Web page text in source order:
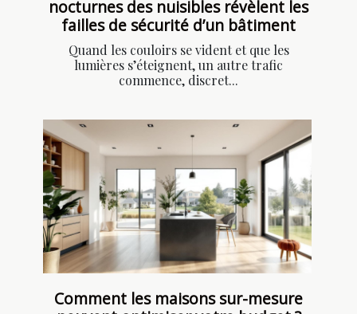
nocturnes des nuisibles révèlent les
failles de sécurité d’un bâtiment
Quand les couloirs se vident et que les
lumières s’éteignent, un autre trafic
commence, discret...
Comment les maisons sur-mesure